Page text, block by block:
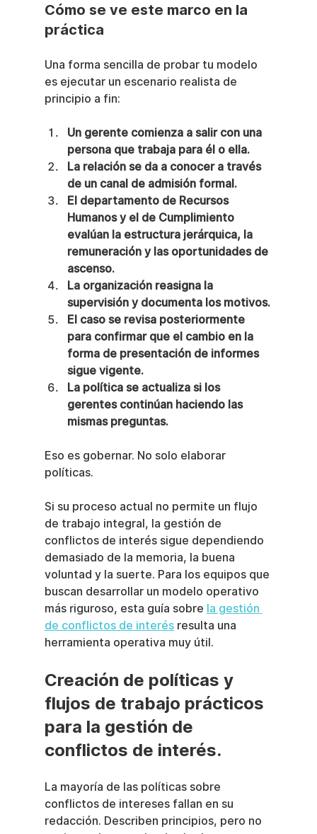
Cómo se ve este marco en la
práctica
Una forma sencilla de probar tu modelo
es ejecutar un escenario realista de
principio a fin:
Un gerente comienza a salir con una
persona que trabaja para él o ella.
La relación se da a conocer a través
de un canal de admisión formal.
El departamento de Recursos
Humanos y el de Cumplimiento
evalúan la estructura jerárquica, la
remuneración y las oportunidades de
ascenso.
La organización reasigna la
supervisión y documenta los motivos.
El caso se revisa posteriormente
para confirmar que el cambio en la
forma de presentación de informes
sigue vigente.
La política se actualiza si los
gerentes continúan haciendo las
mismas preguntas.
Eso es gobernar. No solo elaborar
políticas.
Si su proceso actual no permite un flujo
de trabajo integral, la gestión de
conflictos de interés sigue dependiendo
demasiado de la memoria, la buena
voluntad y la suerte. Para los equipos que
buscan desarrollar un modelo operativo
más riguroso, esta guía sobre la gestión
de conflictos de interés resulta una
herramienta operativa muy útil.
Creación de políticas y
flujos de trabajo prácticos
para la gestión de
conflictos de interés.
La mayoría de las políticas sobre
conflictos de intereses fallan en su
redacción. Describen principios, pero no